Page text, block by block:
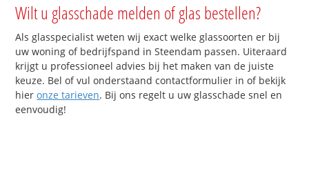
Wilt u glasschade melden of glas bestellen?
Als glasspecialist weten wij exact welke glassoorten er bij
uw woning of bedrijfspand in Steendam passen. Uiteraard
krijgt u professioneel advies bij het maken van de juiste
keuze. Bel of vul onderstaand contactformulier in of bekijk
hieronze tarieven. Bij ons regelt u uw glasschade snel en
eenvoudig!